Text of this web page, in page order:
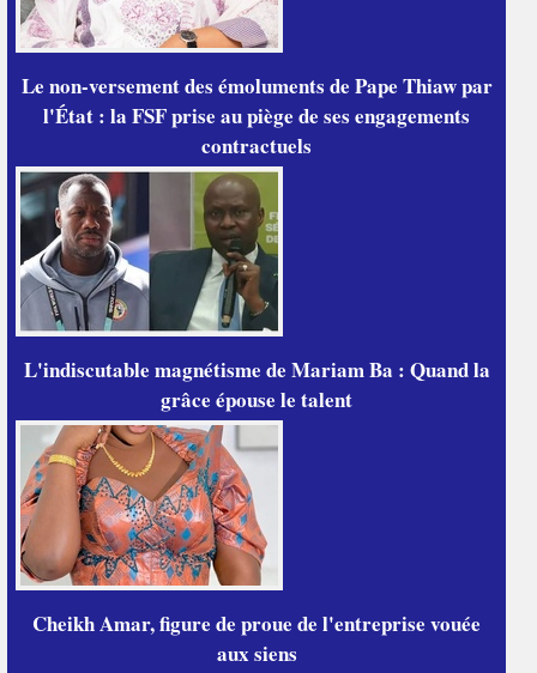
Le non-versement des émoluments de Pape Thiaw par
l'État : la FSF prise au piège de ses engagements
contractuels
L'indiscutable magnétisme de Mariam Ba : Quand la
grâce épouse le talent
Cheikh Amar, figure de proue de l'entreprise vouée
aux siens